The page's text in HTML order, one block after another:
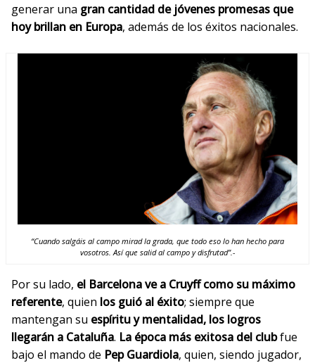
generar una gran cantidad de jóvenes promesas que
hoy brillan en Europa, además de los éxitos nacionales.
“Cuando salgáis al campo mirad la grada, que todo eso lo han hecho para
vosotros. Así que salid al campo y disfrutad”.-
Por su lado, el Barcelona ve a Cruyff como su máximo
referente, quien los guió al éxito; siempre que
mantengan su espíritu y mentalidad, los logros
llegarán a Cataluña. La época más exitosa del clubfue
bajo el mando de Pep Guardiola, quien, siendo jugador,